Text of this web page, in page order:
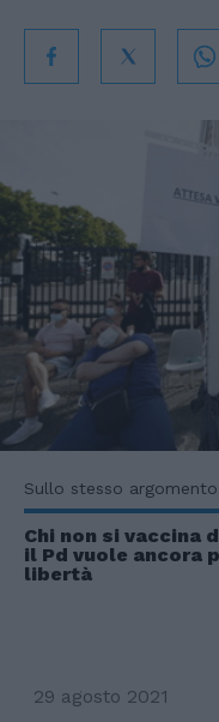
Sullo stesso
Chi non si vaccina
il Pd vuole ancora
libertà
29 agosto 2021